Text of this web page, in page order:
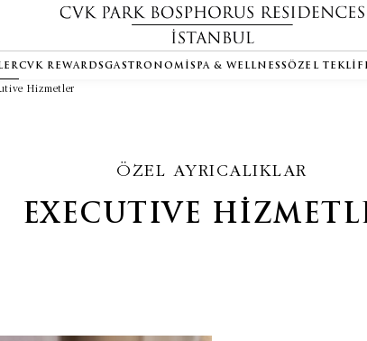
CVK REWARDSGASTRONOMISPA & WELLNESSÖZEL
Hizmetler
ÖZEL AYRICALIKLAR
EXECUTIVE